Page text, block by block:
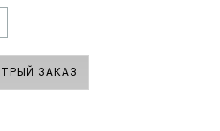
ЗАКАЗ